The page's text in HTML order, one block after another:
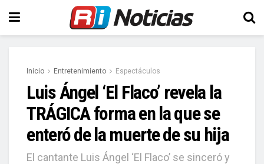
Inicio Entretenimiento Espectáculos
Luis Ángel ‘El Flaco’ revela la
TRÁGICA forma en la que se
enteró de la muerte de su hija
El cantante Luis Ángel ‘El Flaco’ se sinceró y